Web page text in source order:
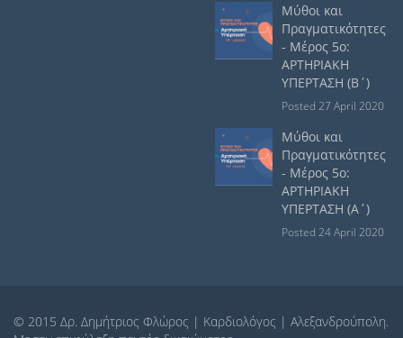
Μύθοι και
Πραγματικότητες
- Μέρος 5ο:
ΑΡΤΗΡΙΑΚΗ
ΥΠΕΡΤΑΣΗ (Β΄)
Posted 27 April 2020
Μύθοι και
Πραγματικότητες
- Μέρος 5ο:
ΑΡΤΗΡΙΑΚΗ
ΥΠΕΡΤΑΣΗ (Α΄)
Posted 24 April 2020
© 2015 Δρ. Δημήτριος Φλώρος | Καρδιολόγος | Αλεξανδρούπολη.